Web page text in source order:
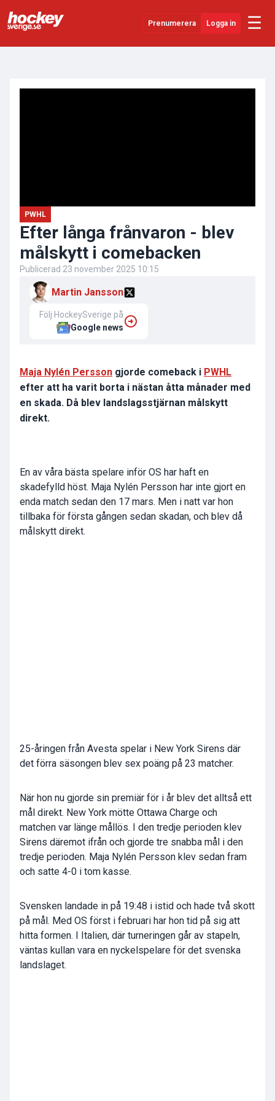
Prenumerera Logga in ☰
PWHL
Efter långa frånvaron - blev
målskytt i comebacken
Publicerad 23 november 2025 10:15
Martin Jansson
Följ HockeySverige på
Google news
Maja Nylén Persson gjorde comeback i PWHL
efter att ha varit borta i nästan åtta månader med
en skada. Då blev landslagsstjärnan målskytt
direkt.
En av våra bästa spelare inför OS har haft en
skadefylld höst. Maja Nylén Persson har inte gjort en
enda match sedan den 17 mars. Men i natt var hon
tillbaka för första gången sedan skadan, och blev då
målskytt direkt.
25-åringen från Avesta spelar i New York Sirens där
det förra säsongen blev sex poäng på 23 matcher.
När hon nu gjorde sin premiär för i år blev det alltså ett
mål direkt. New York mötte Ottawa Charge och
matchen var länge mållös. I den tredje perioden klev
Sirens däremot ifrån och gjorde tre snabba mål i den
tredje perioden. Maja Nylén Persson klev sedan fram
och satte 4-0 i tom kasse.
Svensken landade in på 19:48 i istid och hade två skott
på mål. Med OS först i februari har hon tid på sig att
hitta formen. I Italien, där turneringen går av stapeln,
väntas kullan vara en nyckelspelare för det svenska
landslaget.